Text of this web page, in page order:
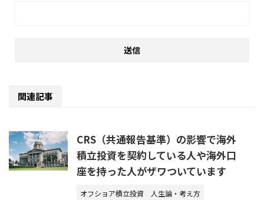
関連記事
CRS（共通報告基準）の影響で海外
積立投資を契約している人や海外口
座を持った人がザワついています
オフショア積立投資
人生論・考え方